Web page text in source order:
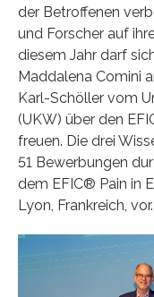
der Betroffenen
und Forscher auf
diesem Jahr darf
Maddalena Comini
Karl-Schöller vom
(UKW) über den
freuen. Die drei
51 Bewerbungen
dem EFIC® Pain in
Lyon, Frankreich, vor.